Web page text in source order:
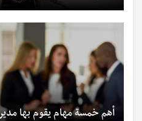
أهم خمسة مهام يقوم بها